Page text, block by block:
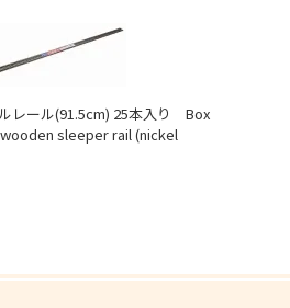
レール(91.5cm) 25本入り Box
sleeper rail (nickel